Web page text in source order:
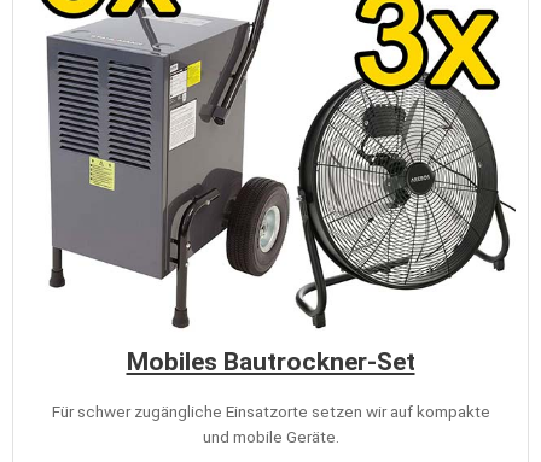
Mobiles Bautrockner-Set
Für schwer zugängliche Einsatzorte setzen wir auf kompakte
und mobile Geräte.